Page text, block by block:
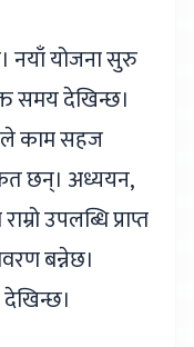
नयाँ योजना सुरु
समय देखिन्छ।
काम सहज
छन्। अध्ययन,
उपलब्धि प्राप्त
बन्नेछ।
देखिन्छ।